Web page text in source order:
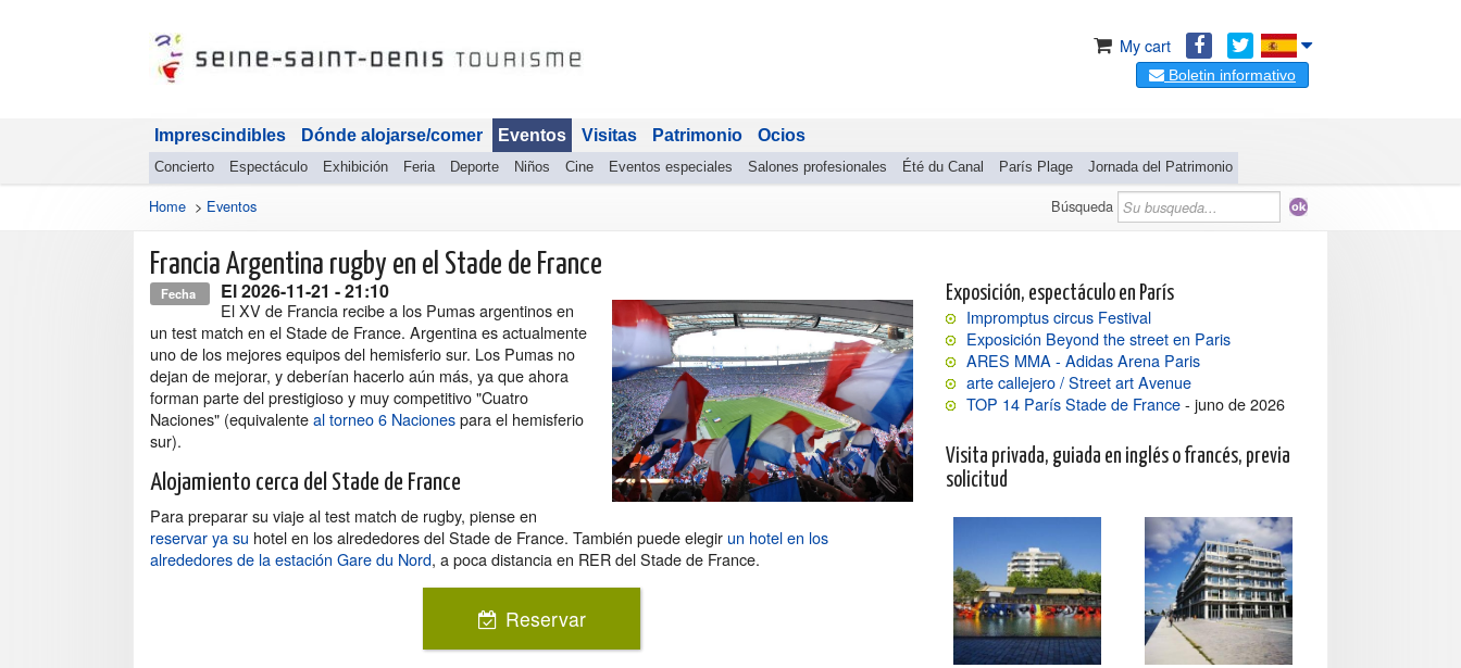
My cart
Boletin informativo
Imprescindibles Dónde alojarse/comer Eventos
Concierto Espectáculo Exhibición Feria Deporte Niños Cine Eventos especiales Salones profesionales Été du Canal París Plage Jornada del Patrimonio
Visitas Patrimonio Ocios
Home > Eventos Búsqueda
Francia Argentina rugby en el Stade de France
Fecha El2026-11-21 - 21:10
El XV de Francia recibe a los Pumas argentinos en
un test match en el Stade de France. Argentina es actualmente
uno de los mejores equipos del hemisferio sur. Los Pumas no
dejan de mejorar, y deberían hacerlo aún más, ya que ahora
forman parte del prestigioso y muy competitivo "Cuatro
Naciones" (equivalenteal torneo 6 Nacionespara el hemisferio
sur).
Alojamiento cerca del Stade de France
Para preparar su viaje al test match de rugby, piense en
reservar ya su hotel en los alrededores del Stade de France. También puede elegir un hotel en los
alrededores de la estación Gare du Nord, a poca distancia en RER del Stade de France.
Reservar
Exposición, espectáculo en París
Impromptus circus Festival
Exposición Beyond the street en Paris
ARES MMA - Adidas Arena Paris
arte callejero / Street art Avenue
TOP 14 París Stade de France- juno de 2026
Visita privada, guiada en inglés o francés, previa
solicitud